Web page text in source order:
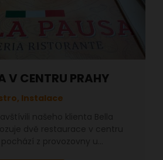
V CENTRU PRAHY
Instalace